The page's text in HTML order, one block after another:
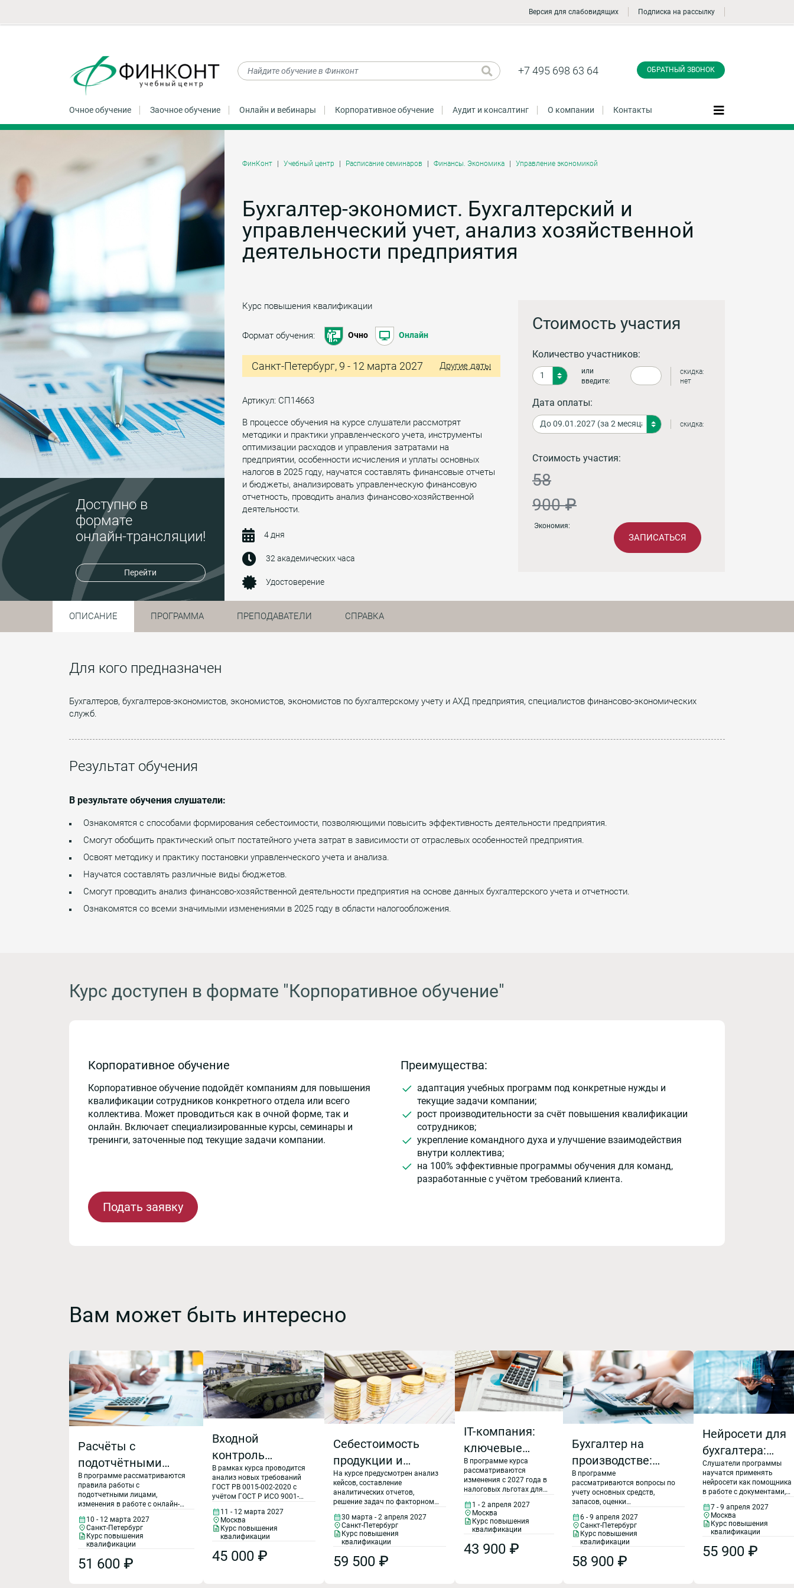
Версия для слабовидящих Подписка на рассылку
+7 495 698 63 64 ОБРАТНЫЙ ЗВОНОК
Очное обучение Заочное обучение Онлайн и вебинары Корпоративное обучение Аудит и консалтинг О компании Контакты
Доступно в
формате
онлайн-трансляции!
Перейти
ФинКонт Учебный центр Расписание семинаров Финансы. Экономика Управление экономикой
Бухгалтер-экономист. Бухгалтерский и
управленческий учет, анализ хозяйственной
деятельности предприятия
Курс повышения квалификации
Формат обучения: Очно Онлайн
Санкт-Петербург, 9 - 12 марта 2027 Другие даты
Артикул: СП14663
В процессе обучения на курсе слушатели рассмотрят
методики и практики управленческого учета, инструменты
оптимизации расходов и управления затратами на
предприятии, особенности исчисления и уплаты основных
налогов в 2025 году, научатся составлять финансовые отчеты
и бюджеты, анализировать управленческую финансовую
отчетность, проводить анализ финансово-хозяйственной
деятельности.
4 дня
32 академических часа
Удостоверение
Стоимость участия
Количество участников:
или
введите:
скидка:
нет
Дата оплаты:
скидка:
Стоимость участия:
58
900 ₽
Экономия:
ЗАПИСАТЬСЯ
ОПИСАНИЕ ПРОГРАММА ПРЕПОДАВАТЕЛИ СПРАВКА
Для кого предназначен
Бухгалтеров, бухгалтеров-экономистов, экономистов, экономистов по бухгалтерскому учету и АХД предприятия, специалистов финансово-экономических
служб.
Результат обучения
В результате обучения слушатели:
Ознакомятся с способами формирования себестоимости, позволяющими повысить эффективность деятельности предприятия.
Смогут обобщить практический опыт постатейного учета затрат в зависимости от отраслевых особенностей предприятия.
Освоят методику и практику постановки управленческого учета и анализа.
Научатся составлять различные виды бюджетов.
Смогут проводить анализ финансово-хозяйственной деятельности предприятия на основе данных бухгалтерского учета и отчетности.
Ознакомятся со всеми значимыми изменениями в 2025 году в области налогообложения.
Курс доступен в формате "Корпоративное обучение"
Корпоративное обучение
Корпоративное обучение подойдёт компаниям для повышения
квалификации сотрудников конкретного отдела или всего
коллектива. Может проводиться как в очной форме, так и
онлайн. Включает специализированные курсы, семинары и
тренинги, заточенные под текущие задачи компании.
Подать заявку
Преимущества:
адаптация учебных программ под конкретные нужды и
текущие задачи компании;
рост производительности за счёт повышения квалификации
сотрудников;
укрепление командного духа и улучшение взаимодействия
внутри коллектива;
на 100% эффективные программы обучения для команд,
разработанные с учётом требований клиента.
Вам может быть интересно
Расчёты с
подотчётными
лицами,
командировочные
представительские
расходы в 2027
году: изменения в
В программе рассматриваются
правила работы с
подотчетными лицами,
изменения в работе с онлайн-
денежной наличностью,
практические вопросы
оформления командировочных
новый порядок расчета
среднего заработка при
10 - 12 марта 2027
Санкт-Петербург
Курс повышения
квалификации
51 600 ₽
Входной
контроль
продукции.
Выявление
контрафактной
продукции.
Рекламационная
работа при
В рамках курса проводится
анализ новых требований
ГОСТ РВ 0015-002-2020 с
учётом ГОСТ Р ИСО 9001-
СМК организаций,
участвующих в исполнении
ГОЗ. Рассматриваются: -
изделий военной техники по
ГОСТ РВ 0015-308-2017; -
11 - 12 марта 2027
Москва
Курс повышения
квалификации
45 000 ₽
Себестоимость
продукции и
процессов в
производственном
секторе
экономики:
вопросы учета и
управления
На курсе предусмотрен анализ
кейсов, составление
аналитических отчетов,
решение задач по факторному
Рассматриваются ситуации
влияния альтернативных
методов составления
доходов для обоснования
решений по выбору
30 марта - 2 апреля 2027
Санкт-Петербург
Курс повышения
квалификации
59 500 ₽
IT-компания:
ключевые
вопросы
бухгалтерского
и налогового
учета в 2027
году
В программе курса
рассматриваются
изменения с 2027 года в
налоговых льготах для
расходов на НИОКР,
порядок бухгалтерского
и налогового учета
IТ-компаний, учет
нематериальных
1 - 2 апреля 2027
Москва
Курс повышения
квалификации
43 900 ₽
Бухгалтер на
производстве:
учет,
налогообложение
и расчет
заработной платы
с учетом
специфики
В программе
рассматриваются вопросы по
учету основных средств,
запасов, оценки
и реализации готовой
продукции, оценки
себестоимости продукции. Все
конкретных примерах, с
разбором рекомендаций ФНС
6 - 9 апреля 2027
Санкт-Петербург
Курс повышения
квалификации
58 900 ₽
Нейросети для
бухгалтера:
практика,
автоматизация,
безопасность
Слушатели программы
научатся применять
нейросети как помощника
в работе с документами,
отчетностью, сохраняя
контроль,
ответственность и
требованиям
законодательства.
7 - 9 апреля 2027
Москва
Курс повышения
квалификации
55 900 ₽
звонок